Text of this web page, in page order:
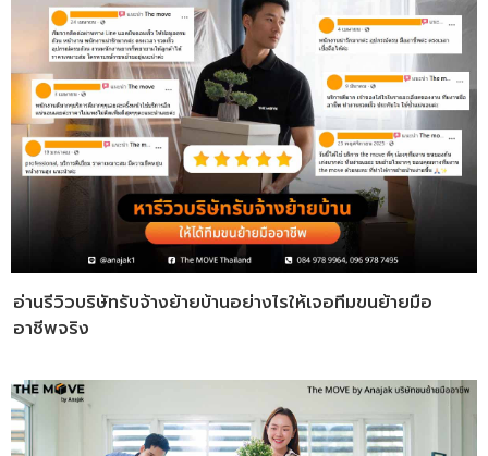
อ่านรีวิวบริษัทรับจ้างย้ายบ้านอย่างไรให้เจอทีมขนย้ายมือ
อาชีพจริง